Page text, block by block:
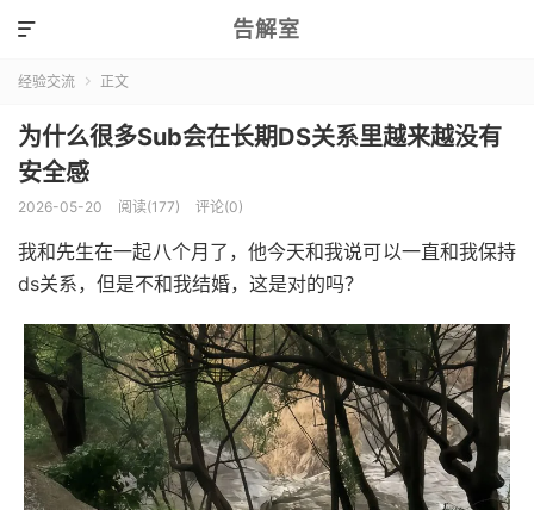
告解室

经验交流  正文
为什么很多Sub会在长期DS关系里越来越没有
安全感
2026-05-20 阅读(177) 评论(0)
我和先生在一起八个月了，他今天和我说可以一直和我保持
ds关系，但是不和我结婚，这是对的吗？